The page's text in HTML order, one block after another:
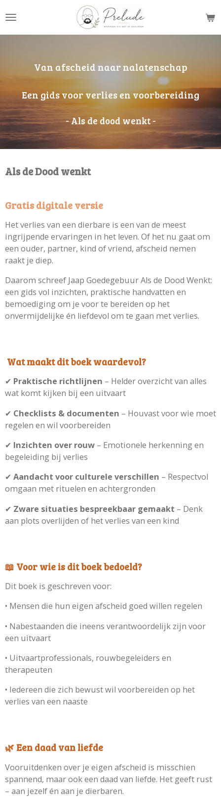
direct
naar
Van afscheid naar nalatenschap
Een gids voor verlies en voorbereiding
- Als de dood wenkt -
Als de Dood wenkt
Gratis digitale versie
Het verlies van een dierbare is een van de meest
ingrijpende ervaringen in het leven. Of het nu gaat om
een ouder, partner, kind of vriend, afscheid nemen
raakt je diep.
Daarom schreef Jaap Goedegebuur Als de Dood Wenkt:
een gids vol inzichten, praktische handvatten en
bemoediging om je voor te bereiden op het
onvermijdelijke én liefdevol om te gaan met verlies.
Wat maakt dit boek waardevol?
✔ Praktische richtlijnen – Helder overzicht van alles
wat komt kijken bij een uitvaart
✔ Checklists & documenten – Houvast voor wie moet
regelen en wil voorbereiden
✔ Inzichten over rouw – Emotionele herkenning en
begeleiding bij verlies
✔ Aandacht voor culturele verschillen – Respectvol
omgaan met rituelen en achtergronden
✔ Zware situaties bespreekbaar gemaakt – Denk
aan plots overlijden of het verlies van een kind
📖 Voor wie is dit boek bedoeld?
Dit boek is geschreven voor:
• Mensen die hun eigen afscheid goed willen regelen
• Nabestaanden die ineens verantwoordelijk zijn voor
een uitvaart
• Uitvaartprofessionals, rouwbegeleiders en
therapeuten
• Iedereen die zich bewust wil voorbereiden op het
verlies van een naaste
🌿 Een daad van liefde
Vooruitdenken over je eigen afscheid is misschien
spannend, maar ook een daad van liefde. Het geeft rust
– aan jezelf én aan je dierbaren.